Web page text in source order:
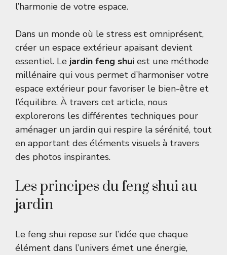
l’harmonie de votre espace.
Dans un monde où le stress est omniprésent,
créer un espace extérieur apaisant devient
essentiel. Le jardin feng shui est une méthode
millénaire qui vous permet d’harmoniser votre
espace extérieur pour favoriser le bien-être et
l’équilibre. À travers cet article, nous
explorerons les différentes techniques pour
aménager un jardin qui respire la sérénité, tout
en apportant des éléments visuels à travers
des photos inspirantes.
Les principes du feng shui au
jardin
Le feng shui repose sur l’idée que chaque
élément dans l’univers émet une énergie,